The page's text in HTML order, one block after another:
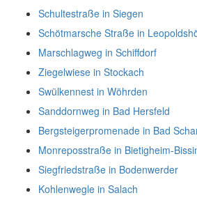
Schultestraße in Siegen
Schötmarsche Straße in
Marschlagweg in Schiffdorf
Ziegelwiese in Stockach
Swülkennest in Wöhrden
Sanddornweg in Bad Hersfeld
Bergsteigerpromenade in Bad
Monreposstraße in Bietigheim-
Siegfriedstraße in Bodenwerder
Kohlenwegle in Salach